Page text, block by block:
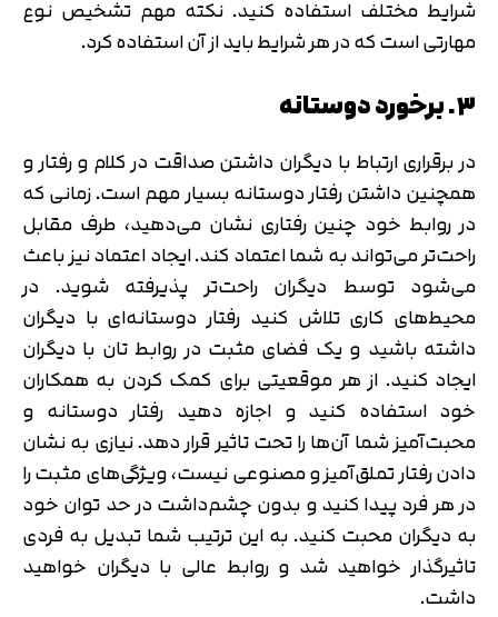
شرایط مختلف استفاده کنید. نکته مهم تشخیص نوع
مهارتی است که در هر شرایط باید از آن استفاده کرد.
۳. برخورد دوستانه
در برقراری ارتباط با دیگران داشتن صداقت در کلام و رفتار و
همچنین داشتن رفتار دوستانه بسیار مهم است. زمانی که
در روابط خود چنین رفتاری نشان می‌دهید، طرف مقابل
راحت‌تر می‌تواند به شما اعتماد کند. ایجاد اعتماد نیز باعث
می‌شود توسط دیگران راحت‌تر پذیرفته شوید. در
محیط‌های کاری تلاش کنید رفتار دوستانه‌ای با دیگران
داشته باشید و یک فضای مثبت در روابط تان با دیگران
ایجاد کنید. از هر موقعیتی برای کمک کردن به همکاران
خود استفاده کنید و اجازه دهید رفتار دوستانه و
محبت‌آمیز شما آن‌ها را تحت تاثیر قرار دهد. نیازی به نشان
دادن رفتار تملق‌آمیز و مصنوعی نیست، ویژگی‌های مثبت را
در هر فرد پیدا کنید و بدون چشم‌داشت در حد توان خود
به دیگران محبت کنید. به این ترتیب شما تبدیل به فردی
تاثیرگذار خواهید شد و روابط عالی با دیگران خواهید
داشت.